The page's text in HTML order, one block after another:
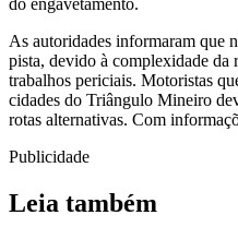
As autoridades informaram que
pista, devido à complexidade da
trabalhos periciais. Motoristas
cidades do Triângulo Mineiro
rotas alternativas. Com
Publicidade
Leia também